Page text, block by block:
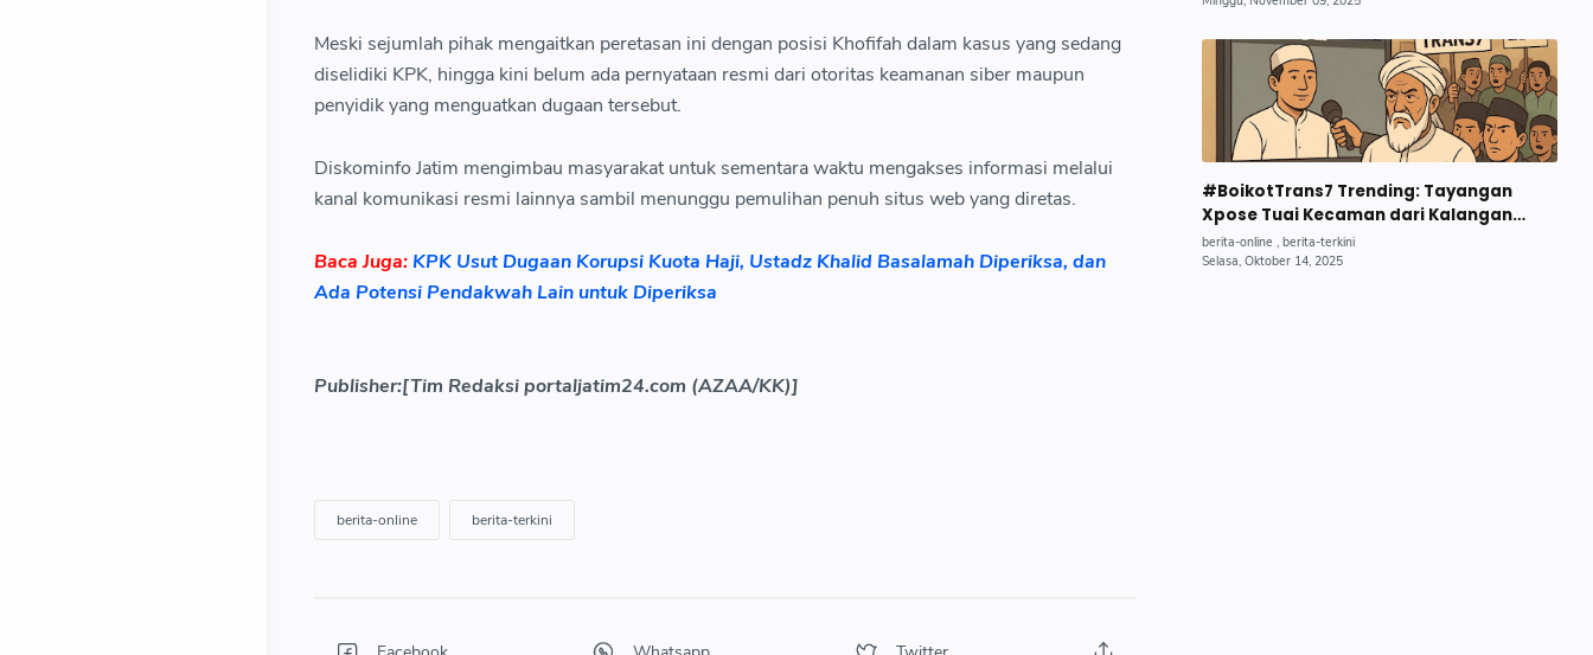
Meski sejumlah pihak mengaitkan peretasan ini dengan posisi Khofifah dalam kasus yang sedang
diselidiki KPK, hingga kini belum ada pernyataan resmi dari otoritas keamanan siber maupun
penyidik yang menguatkan dugaan tersebut.
Diskominfo Jatim mengimbau masyarakat untuk sementara waktu mengakses informasi melalui
kanal komunikasi resmi lainnya sambil menunggu pemulihan penuh situs web yang diretas.
Baca Juga: KPK Usut Dugaan Korupsi Kuota Haji, Ustadz Khalid Basalamah Diperiksa, dan
Ada Potensi Pendakwah Lain untuk Diperiksa
Publisher:[Tim Redaksi portaljatim24.com (AZAA/KK)]
#BoikotTrans7 Trending: Tayangan
Xpose Tuai Kecaman dari Kalangan
Santri dan DPR, Dinilai Lecehkan
Pesantren dan Kyai